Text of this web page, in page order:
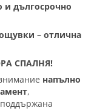
и дългосрочно
– отлична
СПАЛНЯ!
напълно
,